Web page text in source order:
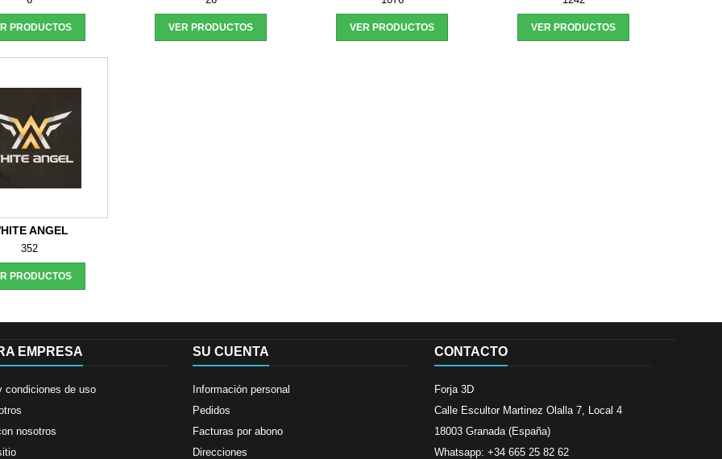
PRODUCTOS VER PRODUCTOS VER PRODUCTOS VER PRODUCTOS
ANGEL
352
PRODUCTOS
EMPRESA
condiciones de uso
nosotros
SU CUENTA
Información personal
Pedidos
Facturas por abono
Direcciones
CONTACTO
Forja 3D
Calle Escultor Martinez Olalla 7, Local 4
18003 Granada (España)
Whatsapp: +34 665 25 82 62